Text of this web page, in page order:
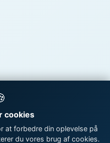
cookies
at forbedre din oplevelse på
du vores brug af cookies.